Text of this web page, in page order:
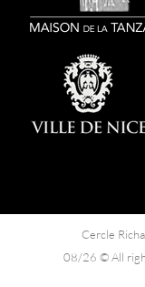
Cercle
08/26 © All